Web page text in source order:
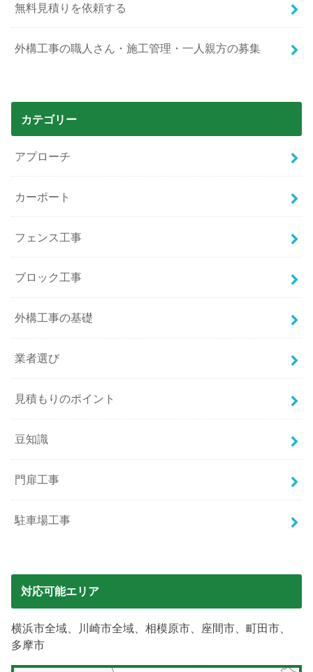
無料見積りを依頼する
外構工事の職人さん・施工管理・一人親方の募集
カテゴリー
アプローチ
カーポート
フェンス工事
ブロック工事
外構工事の基礎
業者選び
見積もりのポイント
豆知識
門扉工事
駐車場工事
対応可能エリア
横浜市全域、川崎市全域、相模原市、座間市、町田市、
多摩市